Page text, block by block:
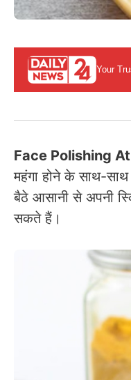
Your
Face Polishing
महंगा होने के साथ-
बैठे आसानी से अपनी
सकते हैं।